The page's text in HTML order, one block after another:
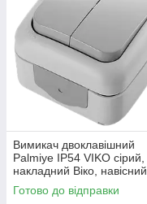
Вимикач двоклавішний
Palmiye IP54 VIKO сірий,
накладний Віко, навісний
настінний зовнішній
90555502
Готово до відправки